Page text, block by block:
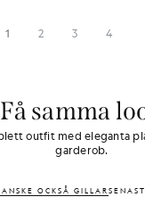
Få samma
outfit med eleganta
garderob.
OCKSÅ GILLAR